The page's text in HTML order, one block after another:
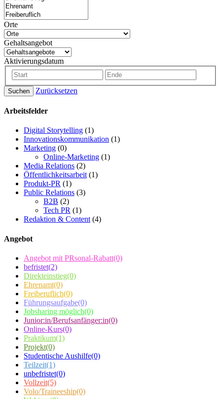
Orte
Gehaltsangebot
Aktivierungsdatum
Suchen Zurücksetzen
Arbeitsfelder
Digital Storytelling (1)
Innovationskommunikation (1)
Marketing (0)
Online-Marketing (1)
Media Relations (2)
Öffentlichkeitsarbeit (1)
Produkt-PR (1)
Public Relations (3)
B2B (2)
Tech PR (1)
Redaktion & Content (4)
Angebot
Angebot mit PRsonal-Rabatt(0)
befristet(2)
Direkteinstieg(0)
Ehrenamt(0)
Freiberuflich(0)
Führungsaufgabe(0)
Jobsharing möglich(0)
Junior:in/Berufsanfänger:in(0)
Online-Kurs(0)
Praktikum(1)
Projekt(0)
Studentische Aushilfe(0)
Teilzeit(1)
unbefristet(0)
Vollzeit(5)
Volo/Traineeship(0)